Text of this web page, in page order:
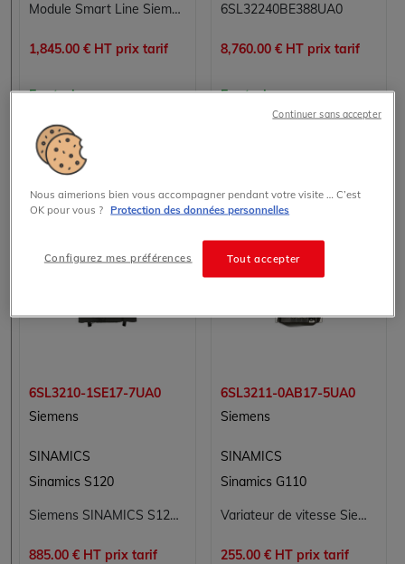
Module Smart Line Siemens SINAMICS S120 6SL3130-6TE23-6AA3 36 kW 60 A 380-480 V AC
1,845.00 € HT prix tarif
En stock
Voir les détails
6SL32240BE388UA0
8,760.00 € HT prix tarif
En stock
6SL3210-1SE17-7UA0
Siemens
SINAMICS
Sinamics S120
Siemens SINAMICS S120 Module de Puissance PM340 6SL3210-1SE17-7UA0 Variateur 3 kW 7,7 A 380-480 V Triphasé Taille FSB Refroidissement Interne
885.00 € HT prix tarif
6SL3211-0AB17-5UA0
Siemens
SINAMICS
Sinamics G110
Variateur de vitesse Siemens SINAMICS G110 6SL3211-0AB17-5UA0 - 0,75 kW, 1 AC 200-240 V, sans filtre, IP20
255.00 € HT prix tarif
Nous aimerions bien vous accompagner pendant votre visite … C’est
OK pour vous ? Protection des données personnelles
Tout accepter
Configurez mes préférences
Continuer sans accepter